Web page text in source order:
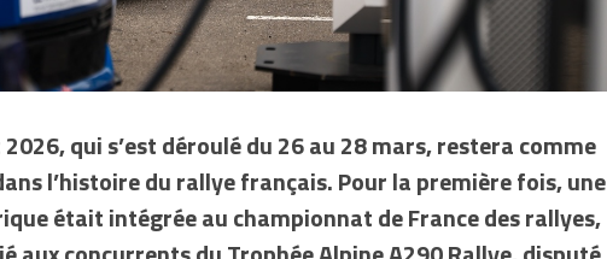
qui s’est déroulé du 26 au 28 mars, restera comme
l’histoire du rallye français. Pour la première fois, une
était intégrée au championnat de France des rallyes,